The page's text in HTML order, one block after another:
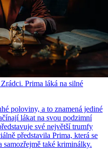
Prima láká na silné
poloviny, a to znamená jediné
lákat na svou podzimní
své největší trumfy
představila Prima, která se
samozřejmě také kriminálky.